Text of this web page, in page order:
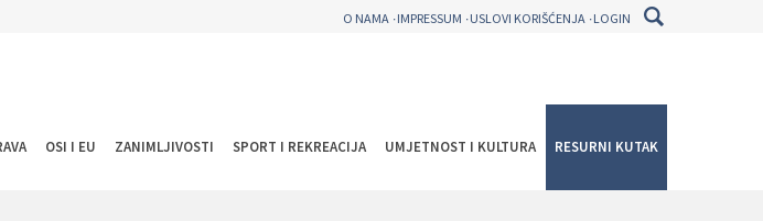
O NAMA IMPRESSUM USLOVI KORIŠĆENJA LOGIN
OSI I EU ZANIMLJIVOSTI SPORT I REKREACIJA UMJETNOST I KULTURA RESURNI KUTAK